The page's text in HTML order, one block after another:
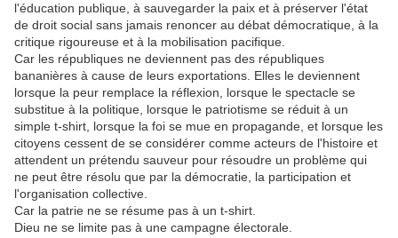
l'éducation publique, à sauvegarder la paix et à préserver l'état
de droit social sans jamais renoncer au débat démocratique, à la
critique rigoureuse et à la mobilisation pacifique.
Car les républiques ne deviennent pas des républiques
bananières à cause de leurs exportations. Elles le deviennent
lorsque la peur remplace la réflexion, lorsque le spectacle se
substitue à la politique, lorsque le patriotisme se réduit à un
simple t-shirt, lorsque la foi se mue en propagande, et lorsque les
citoyens cessent de se considérer comme acteurs de l'histoire et
attendent un prétendu sauveur pour résoudre un problème qui
ne peut être résolu que par la démocratie, la participation et
l'organisation collective.
Car la patrie ne se résume pas à un t-shirt.
Dieu ne se limite pas à une campagne électorale.